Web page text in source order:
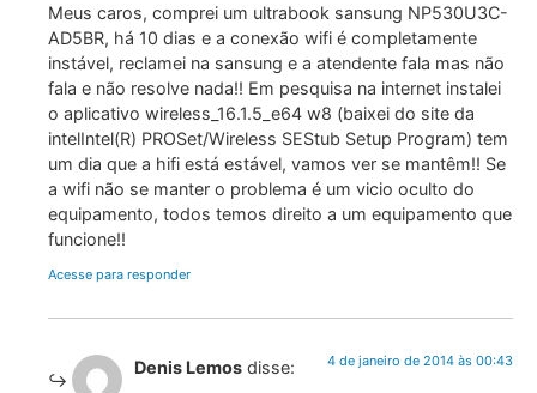
Meus caros, comprei um ultrabook sansung NP530U3C-
AD5BR, há 10 dias e a conexão wifi é completamente
instável, reclamei na sansung e a atendente fala mas não
fala e não resolve nada!! Em pesquisa na internet instalei
o aplicativo wireless_16.1.5_e64 w8 (baixei do site da
intelIntel(R) PROSet/Wireless SEStub Setup Program) tem
um dia que a hifi está estável, vamos ver se mantêm!! Se
a wifi não se manter o problema é um vicio oculto do
equipamento, todos temos direito a um equipamento que
funcione!!
Acesse para responder
Denis Lemos disse: 4 de janeiro de 2014 às 00:43